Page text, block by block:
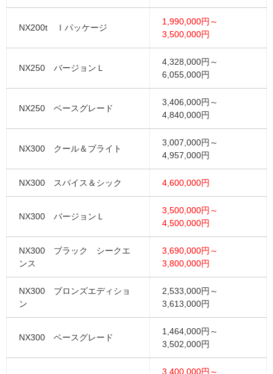
NX200t Ｉパッケージ
1,990,000円～
3,500,000円
NX250 バージョンＬ
4,328,000円～
6,055,000円
NX250 ベースグレード
3,406,000円～
4,840,000円
NX300 クール＆ブライト
3,007,000円～
4,957,000円
NX300 スパイス＆シック 4,600,000円
NX300 バージョンＬ
3,500,000円～
4,500,000円
NX300 ブラック シークエ
ンス
3,690,000円～
3,800,000円
NX300 ブロンズエディショ
ン
2,533,000円～
3,613,000円
NX300 ベースグレード
1,464,000円～
3,502,000円
3,400,000円～